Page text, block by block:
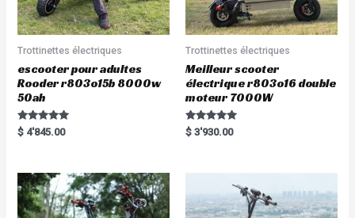
Trottinettes électriques
escooter pour adultes
Rooder r803o15b 8000w
50ah
Rated
5.00
$ 4'845.00
Trottinettes électriques
Meilleur scooter
électrique r803o16 double
moteur 7000W
Rated
5.00
$ 3'930.00